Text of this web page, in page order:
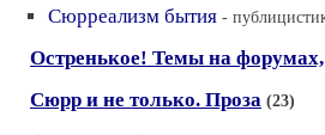
Сюрреализм бытия -
Остренькое! Темы на
Сюрр и не только. Проза (23)